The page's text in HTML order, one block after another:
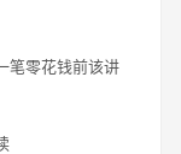
笔零花钱前该讲